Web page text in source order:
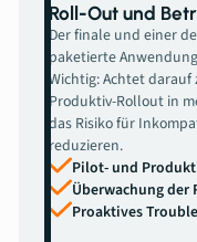
Roll-Out und
Der finale und einer
paketierte
Wichtig: Achtet
Produktiv-Rollout in
das Risiko für
reduzieren.
Pilot- und
Überwachung der
Proaktives